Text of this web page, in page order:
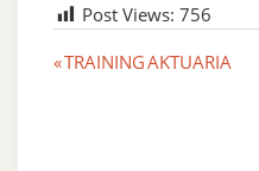
Post Views: 756
Post
« TRAINING AKTUARIA